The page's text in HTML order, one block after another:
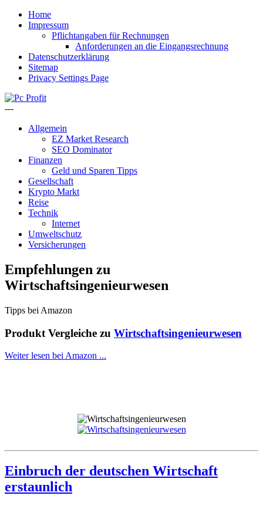
Home
Impressum
Pflichtangaben für Rechnungen
Anforderungen an die Eingangsrechnung
Datenschutzerklärung
Sitemap
Privacy Settings Page
---
Allgemein
EZ Market Research
SEO Dominator
Finanzen
Geld und Sparen Tipps
Gesellschaft
Krypto Markt
Reise
Technik
Internet
Umweltschutz
Versicherungen
Empfehlungen zu
Wirtschaftsingenieurwesen
Tipps bei Amazon
Produkt Vergleiche zu Wirtschaftsingenieurwesen
Weiter lesen bei Amazon ...
Einbruch der deutschen Wirtschaft
erstaunlich